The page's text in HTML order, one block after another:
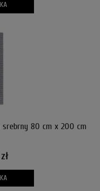
srebrny 80 cm x 200 cm